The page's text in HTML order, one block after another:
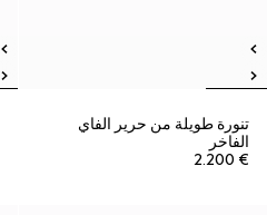
تنورة طويلة من حرير الفاي
الفاخر
€ 2.200